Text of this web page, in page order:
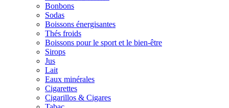
Bonbons
Sodas
Boissons énergisantes
Thés froids
Boissons pour le sport et le bien-être
Sirops
Jus
Lait
Eaux minérales
Cigarettes
Cigarillos & Cigares